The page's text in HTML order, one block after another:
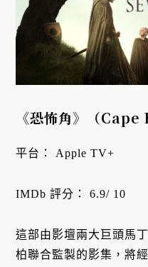
《恐怖角》（Cape
平台： Apple TV+
IMDb 評分： 6.9/ 10
這部由影壇兩大巨頭馬
柏聯合監製的影集，將